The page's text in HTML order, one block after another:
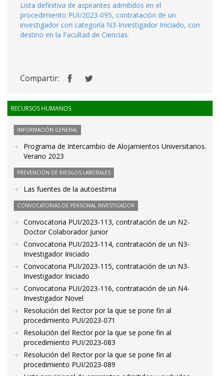
Lista definitiva de aspirantes admitidos en el
procedimiento PUI/2023-095, contratación de un
investigador con categoría N3-Investigador Iniciado, con
destino en la Facultad de Ciencias.
Compartir:
RECURSOS HUMANOS
INFORMACIÓN GENERAL
Programa de Intercambio de Alojamientos Universitarios.
Verano 2023
PREVENCIÓN DE RIESGOS LABORALES
Las fuentes de la autoestima
CONVOCATORIAS DE PERSONAL INVESTIGADOR
Convocatoria PUI/2023-113, contratación de un N2-
Doctor Colaborador Junior
Convocatoria PUI/2023-114, contratación de un N3-
Investigador Iniciado
Convocatoria PUI/2023-115, contratación de un N3-
Investigador Iniciado
Convocatoria PUI/2023-116, contratación de un N4-
Investigador Novel
Resolución del Rector por la que se pone fin al
procedimiento PUI/2023-071
Resolución del Rector por la que se pone fin al
procedimiento PUI/2023-083
Resolución del Rector por la que se pone fin al
procedimiento PUI/2023-089